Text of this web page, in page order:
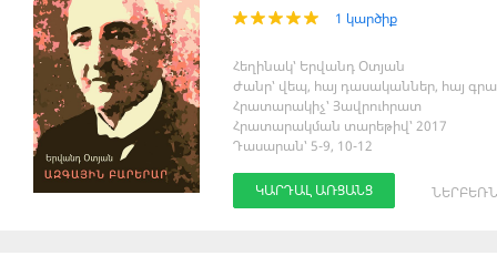
1 կարծիք
Հեղինակ՝ Երվանդ Օտյան
Ժանր՝ վեպ, հայ դասականներ, հայ
Հրատարակիչ՝ Յավրուհրատ
Հրատարակման տարեթիվ՝ 2017
Դասարան՝ 5-9, 10-12
ԿԱՐԴԱԼ ԱՌՑԱՆՑ